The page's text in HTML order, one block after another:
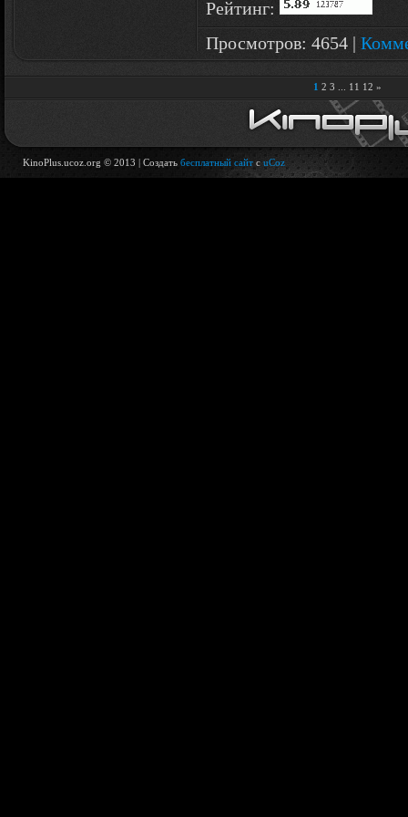
Рейтинг:
Просмотров: 4654 |
1 2 3 11 12 »
KinoPlus.ucoz.org © 2013 | Создать бесплатный сайт сuCoz